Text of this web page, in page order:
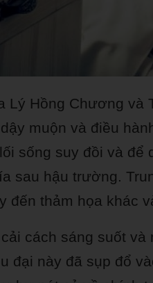
Lý Hồng Chương và
muộn và điều
sống suy đồi và
sau hậu trường.
đến thảm họa khác
cách sáng suốt
đại này đã sụp đổ